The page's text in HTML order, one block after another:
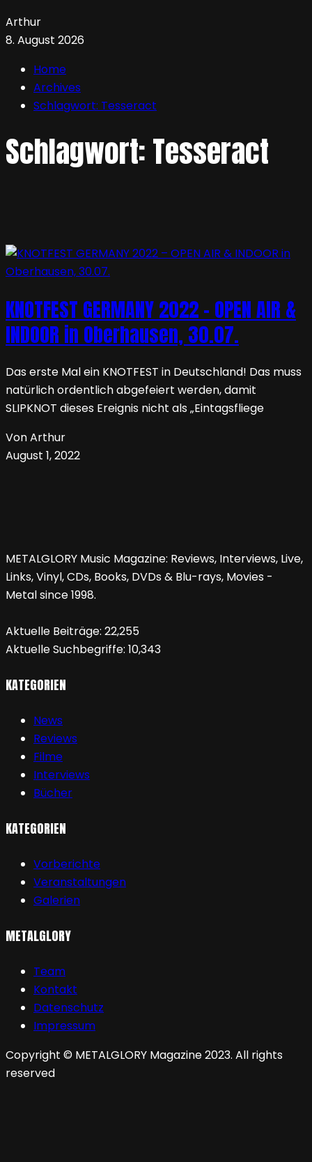
Arthur
8. August 2026
Home
Archives
Schlagwort: Tesseract
Schlagwort:Tesseract
KNOTFEST GERMANY 2022 – OPEN AIR &
INDOOR in Oberhausen, 30.07.
Das erste Mal ein KNOTFEST in Deutschland! Das muss
natürlich ordentlich abgefeiert werden, damit
SLIPKNOT dieses Ereignis nicht als „Eintagsfliege
Von Arthur
August 1, 2022
METALGLORY Music Magazine: Reviews, Interviews, Live,
Links, Vinyl, CDs, Books, DVDs & Blu-rays, Movies -
Metal since 1998.
Aktuelle Beiträge: 22,255
Aktuelle Suchbegriffe: 10,343
KATEGORIEN
News
Reviews
Filme
Interviews
Bücher
KATEGORIEN
Vorberichte
Veranstaltungen
Galerien
METALGLORY
Team
Kontakt
Datenschutz
Impressum
Copyright © METALGLORY Magazine 2023. All rights
reserved